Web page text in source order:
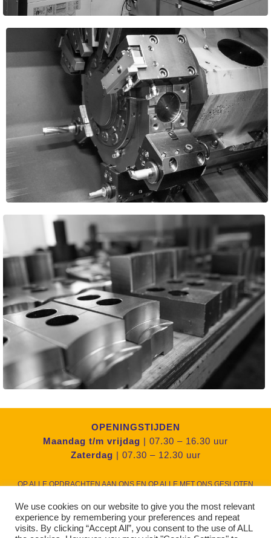
OPENINGSTIJDEN
Maandag t/m vrijdag | 07.30 – 16.30 uur
Zaterdag | 07.30 – 12.30 uur
OP ALLE OPDRACHTEN AAN ONS EN OP ALLE MET ONS GESLOTEN
OVEREENKOMSTEN ZIJN DEMETAALUNIE VOORWAARDENVAN
TOEPASSING.PRIVACY STATEMENT
We use cookies on our website to give you the most relevant
experience by remembering your preferences and repeat
visits. By clicking “Accept All”, you consent to the use of ALL